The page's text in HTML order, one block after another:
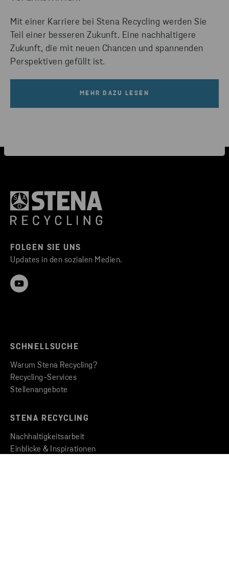
Mit einer Karriere bei Stena Recycling werden Sie
Teil einer besseren Zukunft. Eine nachhaltigere
Zukunft, die mit neuen Chancen und spannenden
Perspektiven gefüllt ist.
MEHR DAZU LESEN
FOLGEN SIE UNS
Updates in den sozialen Medien.
SCHNELLSUCHE
Warum Stena Recycling?
Recycling-Services
Stellenangebote
STENA RECYCLING
Nachhaltigkeitsarbeit
Einblicke & Inspirationen